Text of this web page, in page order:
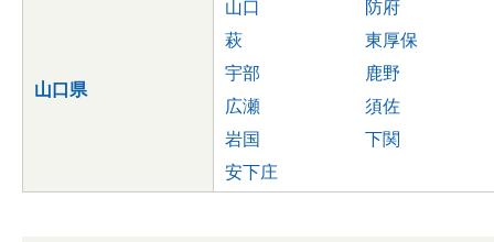
山口県
山口
防府
萩
東厚保
宇部
鹿野
広瀬
須佐
岩国
下関
安下庄